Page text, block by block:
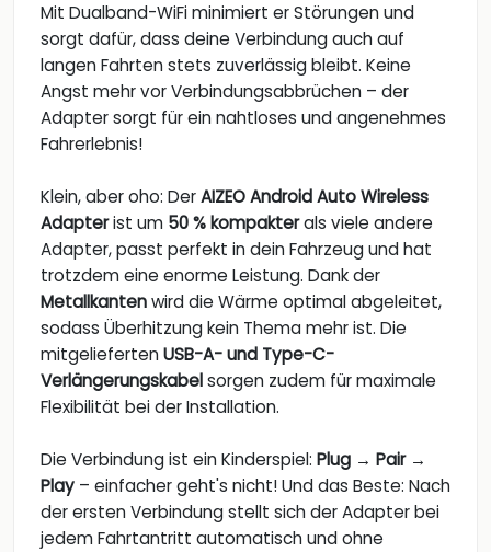
Mit Dualband-WiFi minimiert er Störungen und
sorgt dafür, dass deine Verbindung auch auf
langen Fahrten stets zuverlässig bleibt. Keine
Angst mehr vor Verbindungsabbrüchen – der
Adapter sorgt für ein nahtloses und angenehmes
Fahrerlebnis!
Klein, aber oho: DerAIZEO Android Auto Wireless
Adapterist um 50 % kompakterals viele andere
Adapter, passt perfekt in dein Fahrzeug und hat
trotzdem eine enorme Leistung. Dank der
Metallkantenwird die Wärme optimal abgeleitet,
sodass Überhitzung kein Thema mehr ist. Die
mitgeliefertenUSB-A- und Type-C-
Verlängerungskabelsorgen zudem für maximale
Flexibilität bei der Installation.
Die Verbindung ist ein Kinderspiel: Plug → Pair →
Play – einfacher geht's nicht! Und das Beste: Nach
der ersten Verbindung stellt sich der Adapter bei
jedem Fahrtantritt automatisch und ohne